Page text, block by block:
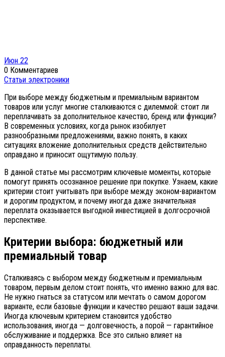
Июн 22
0 Комментариев
Статьи электроники
При выборе между бюджетным и премиальным вариантом
товаров или услуг многие сталкиваются с дилеммой: стоит ли
переплачивать за дополнительное качество, бренд или функции?
В современных условиях, когда рынок изобилует
разнообразными предложениями, важно понять, в каких
ситуациях вложение дополнительных средств действительно
оправдано и приносит ощутимую пользу.
В данной статье мы рассмотрим ключевые моменты, которые
помогут принять осознанное решение при покупке. Узнаем, какие
критерии стоит учитывать при выборе между эконом-вариантом
и дорогим продуктом, и почему иногда даже значительная
переплата оказывается выгодной инвестицией в долгосрочной
перспективе.
Критерии выбора: бюджетный или
премиальный товар
Сталкиваясь с выбором между бюджетным и премиальным
товаром, первым делом стоит понять, что именно важно для вас.
Не нужно гнаться за статусом или мечтать о самом дорогом
варианте, если базовые функции и качество решают ваши задачи.
Иногда ключевым критерием становится удобство
использования, иногда — долговечность, а порой — гарантийное
обслуживание и поддержка. Все это сильно влияет на
оправданность переплаты.